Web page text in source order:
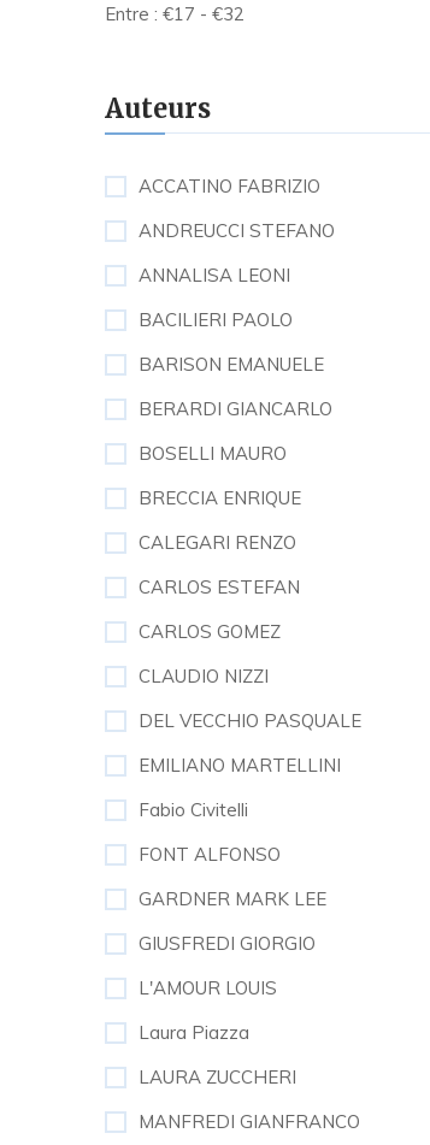
Entre : €17 - €32
Auteurs
ACCATINO FABRIZIO
ANDREUCCI STEFANO
ANNALISA LEONI
BACILIERI PAOLO
BARISON EMANUELE
BERARDI GIANCARLO
BOSELLI MAURO
BRECCIA ENRIQUE
CALEGARI RENZO
CARLOS ESTEFAN
CARLOS GOMEZ
CLAUDIO NIZZI
DEL VECCHIO PASQUALE
EMILIANO MARTELLINI
Fabio Civitelli
FONT ALFONSO
GARDNER MARK LEE
GIUSFREDI GIORGIO
L'AMOUR LOUIS
Laura Piazza
LAURA ZUCCHERI
MANFREDI GIANFRANCO